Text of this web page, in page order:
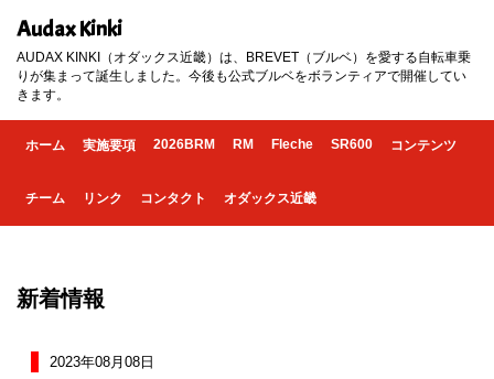
Audax Kinki
AUDAX KINKI（オダックス近畿）は、BREVET（ブルベ）を愛する自転車乗
りが集まって誕生しました。今後も公式ブルベをボランティアで開催してい
きます。
ホーム 実施要項 2026BRM RM Fleche SR600 コンテンツ
チーム リンク コンタクト オダックス近畿
新着情報
2023年08月08日